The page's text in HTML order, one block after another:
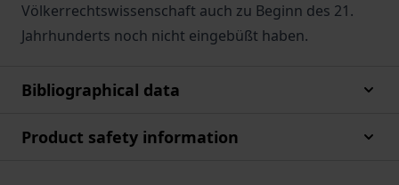
Völkerrechtswissenschaft auch zu Beginn des 21.
Jahrhunderts noch nicht eingebüßt haben.
Bibliographical data
Product safety information